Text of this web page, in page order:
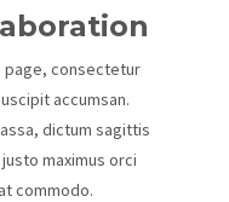
page, consectetur
accumsan.
dictum sagittis
maximus orci
commodo.